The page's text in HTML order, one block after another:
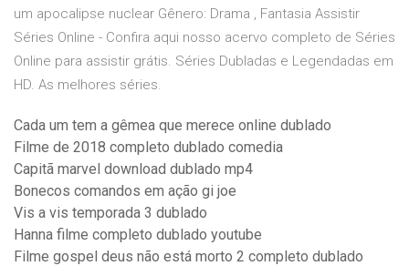
um apocalipse nuclear Gênero: Drama , Fantasia Assistir
Séries Online - Confira aqui nosso acervo completo de Séries
Online para assistir grátis. Séries Dubladas e Legendadas em
HD. As melhores séries.
Cada um tem a gêmea que merece online dublado
Filme de 2018 completo dublado comedia
Capitã marvel download dublado mp4
Bonecos comandos em ação gi joe
Vis a vis temporada 3 dublado
Hanna filme completo dublado youtube
Filme gospel deus não está morto 2 completo dublado